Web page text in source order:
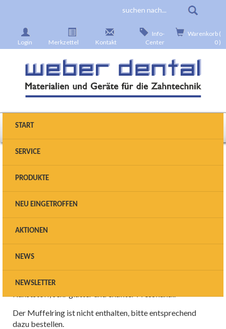
Login Merkzettel Kontakt
Info-
Center
Warenkorb (
0 )
START
SERVICE
PRODUKTE
NEU EINGETROFFEN
AKTIONEN
NEWS
NEWSLETTER
Sie sind hier:Startseite>Einbetten>Presskeramik>
Muffelbasis L = 200g Muffel /
Pressmuffelsystem
Set mit Sockelformer und Standlehre
Kunststoff, sehr glatter und exakter Presskanal.
Der Muffelring ist nicht enthalten, bitte entsprechend
dazu bestellen.